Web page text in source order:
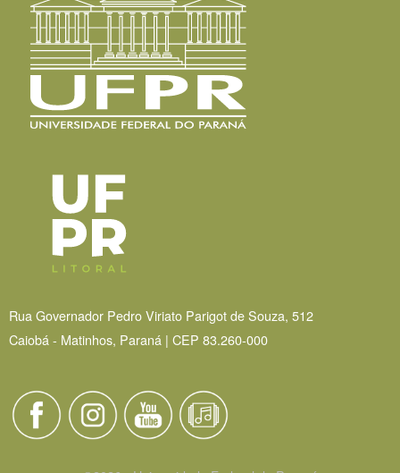
Rua Governador Pedro Viriato Parigot de Souza, 512
Caiobá - Matinhos, Paraná | CEP 83.260-000